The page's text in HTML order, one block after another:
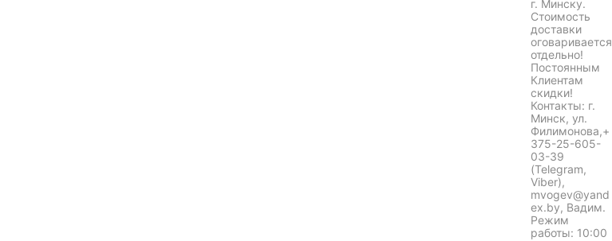
г. Минску.
Стоимость
доставки
оговаривается
отдельно!
Постоянным
Клиентам
скидки!
Контакты: г.
Минск, ул.
Филимонова,+
375-25-605-
03-39
(Telegram,
Viber),
mvogev@yand
ex.by, Вадим.
Режим
работы: 10:00